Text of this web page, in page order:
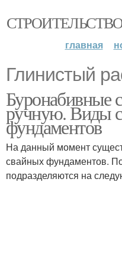
главная
Глинистый
Буронабивные
ручную. Виды
фундаментов
На данный момент
свайных фундаментов.
подразделяются на